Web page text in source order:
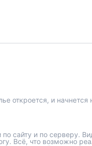
откроется, и начнется
сайту и по серверу.
Всё, что возможно